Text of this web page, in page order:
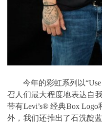
今年的彩虹系列以“Use
召人们最大程度地表达自
带有Levi’s® 经典Box Logo
外，我们还推出了石洗靛